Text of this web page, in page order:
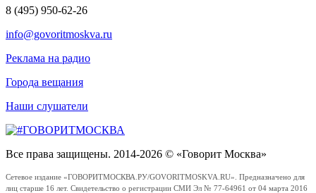
8 (495) 950-62-26
info@govoritmoskva.ru
Реклама на радио
Города вещания
Наши слушатели
Все права защищены. 2014-2026 © «Говорит Москва»
Сетевое издание «ГОВОРИТМОСКВА.РУ/GOVORITMOSKVA.RU». Предназначено для
лиц старше 16 лет. Свидетельство о регистрации СМИ Эл № 77-64961 от 04 марта 2016